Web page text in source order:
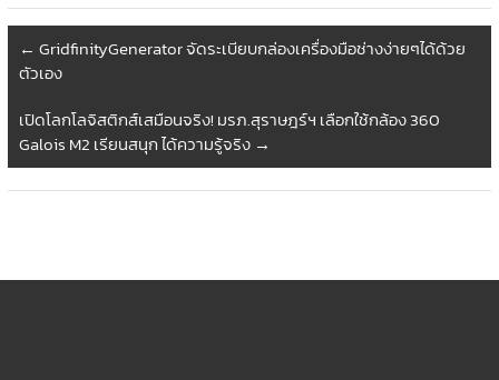
← GridfinityGenerator จัดระเบียบกล่องเครื่องมือช่างง่ายๆได้ด้วย
ตัวเอง
เปิดโลกโลจิสติกส์เสมือนจริง! มรภ.สุราษฎร์ฯ เลือกใช้กล้อง 360
Galois M2 เรียนสนุก ได้ความรู้จริง →